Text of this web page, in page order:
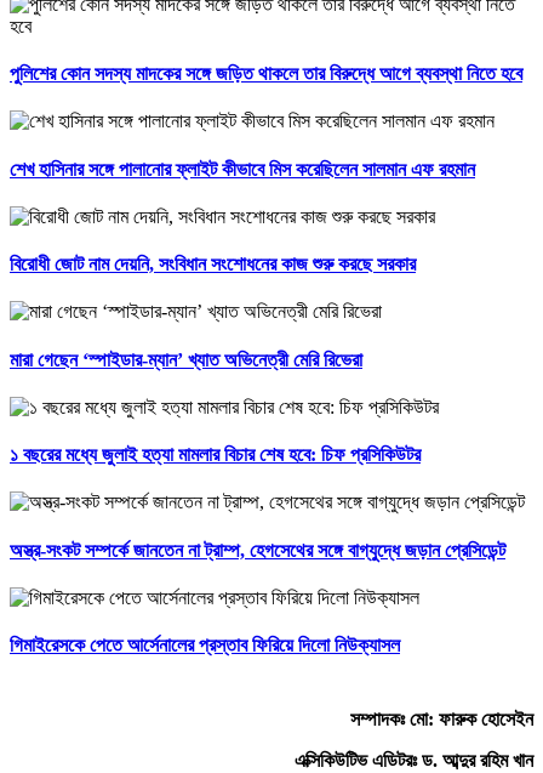
পুলিশের কোন সদস্য মাদকের সঙ্গে জড়িত থাকলে তার বিরুদ্ধে আগে ব্যবস্থা নিতে হবে
শেখ হাসিনার সঙ্গে পালানোর ফ্লাইট কীভাবে মিস করেছিলেন সালমান এফ রহমান
বিরোধী জোট নাম দেয়নি, সংবিধান সংশোধনের কাজ শুরু করছে সরকার
মারা গেছেন ‘স্পাইডার-ম্যান’ খ্যাত অভিনেত্রী মেরি রিভেরা
১ বছরের মধ্যে জুলাই হত্যা মামলার বিচার শেষ হবে: চিফ প্রসিকিউটর
অস্ত্র-সংকট সম্পর্কে জানতেন না ট্রাম্প, হেগসেথের সঙ্গে বাগ্‌যুদ্ধে জড়ান প্রেসিডেন্ট
গিমাইরেসকে পেতে আর্সেনালের প্রস্তাব ফিরিয়ে দিলো নিউক্যাসল
সম্পাদকঃ মো: ফারুক হোসেইন
এক্সিকিউটিভ এডিটরঃ ড. আব্দুর রহিম খান